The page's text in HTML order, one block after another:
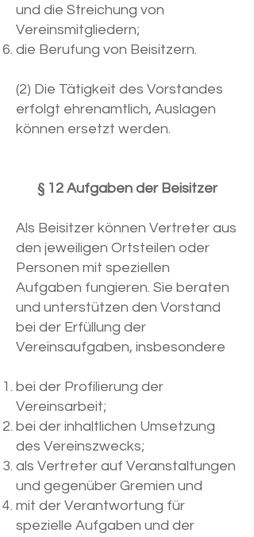
und die Streichung von
Vereinsmitgliedern;
die Berufung von Beisitzern.
(2) Die Tätigkeit des Vorstandes
erfolgt ehrenamtlich, Auslagen
können ersetzt werden.
§ 12 Aufgaben der Beisitzer
Als Beisitzer können Vertreter aus
den jeweiligen Ortsteilen oder
Personen mit speziellen
Aufgaben fungieren. Sie beraten
und unterstützen den Vorstand
bei der Erfüllung der
Vereinsaufgaben, insbesondere
bei der Profilierung der
Vereinsarbeit;
bei der inhaltlichen Umsetzung
des Vereinszwecks;
als Vertreter auf Veranstaltungen
und gegenüber Gremien und
mit der Verantwortung für
spezielle Aufgaben und der